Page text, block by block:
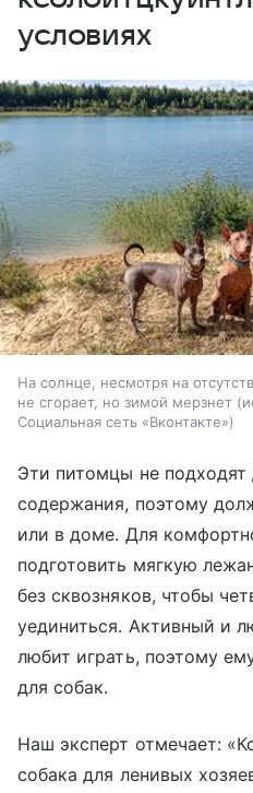
условиях
На солнце, несмотря на
не сгорает, но зимой мерзнет
Социальная сеть «Вконтакте»
Эти питомцы не подходят
содержания, поэтому
или в доме. Для
подготовить мягкую
без сквозняков, чтобы
уединиться. Активный и
любит играть, поэтому
для собак.
Наш эксперт отмечает:
собака для ленивых